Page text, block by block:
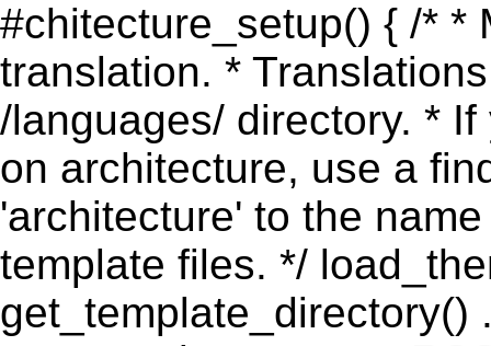
#chitecture_setup() { /* *
translation. *
/languages/ directory. *
on architecture, use a
'architecture' to the
template files. */
get_template_directory()